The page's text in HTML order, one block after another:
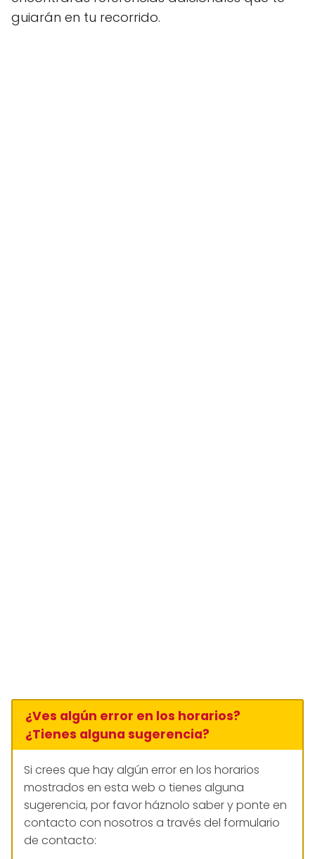
guiarán en tu recorrido.
¿Ves algún error en los horarios?
¿Tienes alguna sugerencia?
Si crees que hay algún error en los horarios
mostrados en esta web o tienes alguna
sugerencia, por favor háznolo saber y ponte en
contacto con nosotros a través del formulario
de contacto: